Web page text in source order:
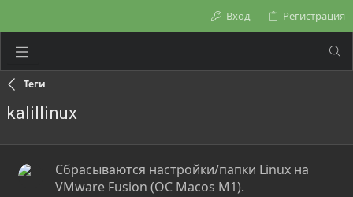
Вход Регистрация
Теги
kalillinux
Сбрасываются настройки/папки Linux на
VMware Fusion (ОС Macos M1).